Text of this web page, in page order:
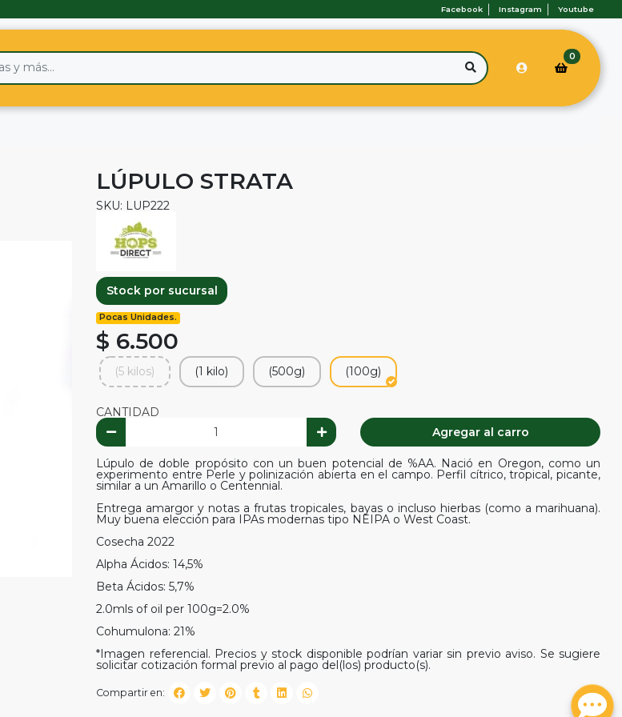
Facebook Instagram Youtube
0
LÚPULO STRATA
SKU: LUP222
Stock por sucursal
Pocas Unidades.
$ 6.500
(5 kilos) (1 kilo) (500g) (100g)
CANTIDAD
Agregar al carro
Lúpulo de doble propósito con un buen potencial de %AA. Nació en Oregon, como un
experimento entre Perle y polinización abierta en el campo. Perfil cítrico, tropical, picante,
similar a un Amarillo o Centennial.
Entrega amargor y notas a frutas tropicales, bayas o incluso hierbas (como a marihuana).
Muy buena elección para IPAs modernas tipo NEIPA o West Coast.
Cosecha 2022
Alpha Ácidos: 14,5%
Beta Ácidos: 5,7%
2.0mls of oil per 100g=2.0%
Cohumulona: 21%
*Imagen referencial. Precios y stock disponible podrían variar sin previo aviso. Se sugiere
solicitar cotización formal previo al pago del(los) producto(s).
Compartir en: